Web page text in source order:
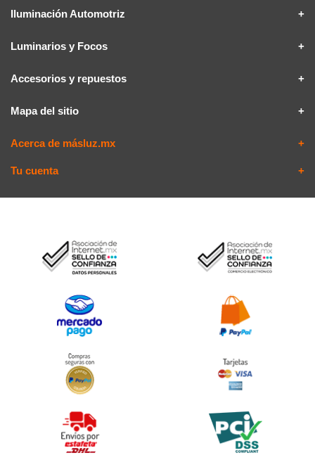
Iluminación Automotriz
Luminarios y Focos
Accesorios y repuestos
Mapa del sitio
Acerca de másluz.mx
Tu cuenta